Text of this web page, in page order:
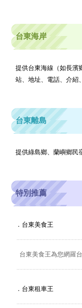
台東海岸
提供台東海線（如長濱
站、地址、電話、介紹
台東離島
提供綠島鄉、蘭嶼鄉民
特別推薦
． 台東美食王
台東美食王為您網羅
． 台東租車王